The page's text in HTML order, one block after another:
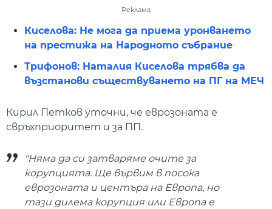
Реклама
Киселова: Не мога да приема уронването
на престижа на Народното събрание
Трифонов: Наталия Киселова трябва да
възстанови съществуването на ПГ на МЕЧ
Кирил Петков уточни, че еврозоната е
свръхприоритет и за ПП.
"Няма да си затваряме очите за
корупцията. Ще вървим в посока
еврозоната и центъра на Европа, но
тази дилема корупция или Европа е